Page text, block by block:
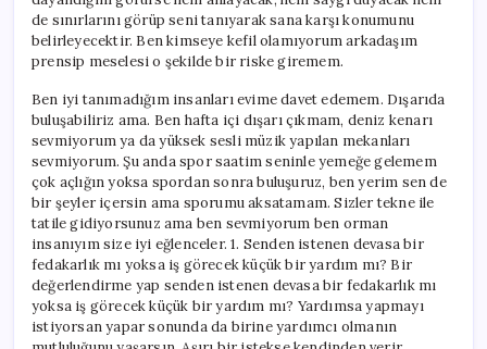
de sınırlarını görüp seni tanıyarak sana karşı konumunu
belirleyecektir. Ben kimseye kefil olamıyorum arkadaşım
prensip meselesi o şekilde bir riske giremem.
Ben iyi tanımadığım insanları evime davet edemem. Dışarıda
buluşabiliriz ama. Ben hafta içi dışarı çıkmam, deniz kenarı
sevmiyorum ya da yüksek sesli müzik yapılan mekanları
sevmiyorum. Şu anda spor saatim seninle yemeğe gelemem
çok açlığın yoksa spordan sonra buluşuruz, ben yerim sen de
bir şeyler içersin ama sporumu aksatamam. Sizler tekne ile
tatile gidiyorsunuz ama ben sevmiyorum ben orman
insanıyım size iyi eğlenceler. 1. Senden istenen devasa bir
fedakarlık mı yoksa iş görecek küçük bir yardım mı? Bir
değerlendirme yap senden istenen devasa bir fedakarlık mı
yoksa iş görecek küçük bir yardım mı? Yardımsa yapmayı
istiyorsan yapar sonunda da birine yardımcı olmanın